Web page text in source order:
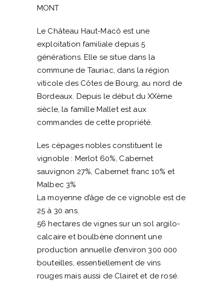
MONT
Le Château Haut-Macô est une
exploitation familiale depuis 5
générations. Elle se situe dans la
commune de Tauriac, dans la région
viticole des Côtes de Bourg, au nord de
Bordeaux. Depuis le début du XXème
siècle, la famille Mallet est aux
commandes de cette propriété.
Les cépages nobles constituent le
vignoble : Merlot 60%, Cabernet
sauvignon 27%, Cabernet franc 10% et
Malbec 3%
La moyenne d’âge de ce vignoble est de
25 à 30 ans.
56 hectares de vignes sur un sol argilo-
calcaire et boulbène donnent une
production annuelle d’environ 300 000
bouteilles, essentiellement de vins
rouges mais aussi de Clairet et de rosé.